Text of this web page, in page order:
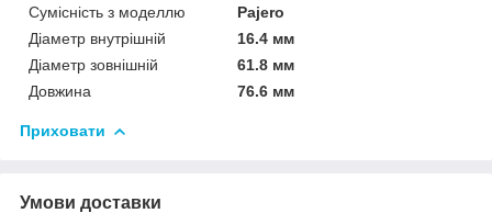
Сумісність з моделлю
Pajero
Діаметр внутрішній
16.4 мм
Діаметр зовнішній
61.8 мм
Довжина
76.6 мм
Приховати
Умови доставки